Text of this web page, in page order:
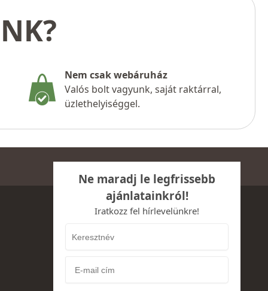
Nem csak webáruház
Valós bolt vagyunk, saját raktárral,
üzlethelyiséggel.
Ne maradj le legfrissebb
ajánlatainkról!
Iratkozz fel hírlevelünkre!